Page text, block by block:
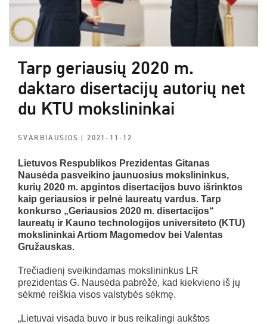
Tarp geriausių 2020 m.
daktaro disertacijų autorių net
du KTU mokslininkai
SVARBIAUSIOS| 2021-11-12
Lietuvos Respublikos Prezidentas Gitanas
Nausėda pasveikino jaunuosius mokslininkus,
kurių 2020 m. apgintos disertacijos buvo išrinktos
kaip geriausios ir pelnė laureatų vardus. Tarp
konkurso „Geriausios 2020 m. disertacijos“
laureatų ir Kauno technologijos universiteto (KTU)
mokslininkai Artiom Magomedov bei Valentas
Gružauskas.
Trečiadienį sveikindamas mokslininkus LR
prezidentas G. Nausėda pabrėžė, kad kiekvieno iš jų
sėkmė reiškia visos valstybės sėkmę.
„Lietuvai visada buvo ir bus reikalingi aukštos